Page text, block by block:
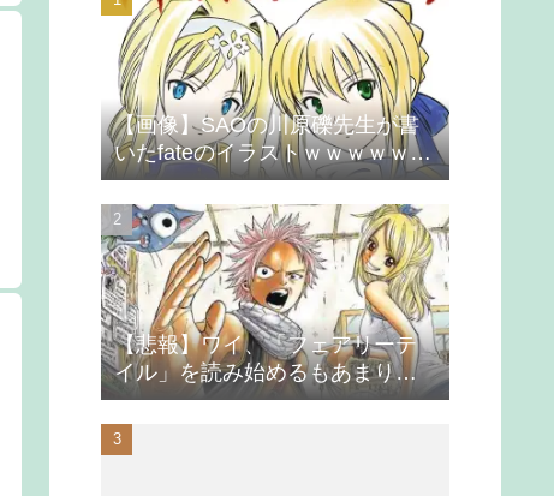
【画像】SAOの川原礫先生が書
いたfateのイラストｗｗｗｗｗｗ
ｗｗｗ
【悲報】ワイ、「フェアリーテ
イル」を読み始めるもあまりの
つまらなさに挫折する